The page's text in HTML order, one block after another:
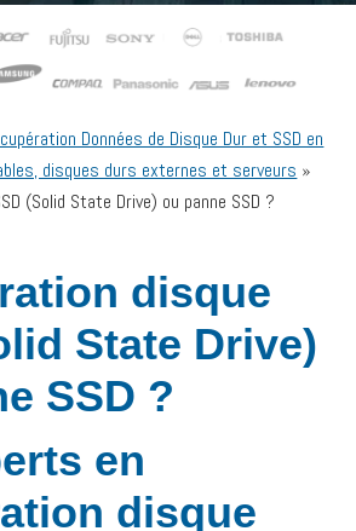
Données de Disque Dur et SSD en
disques durs externes et serveurs »
(Solid State Drive) ou panne SSD ?
disque
State Drive)
SSD ?
en
disque